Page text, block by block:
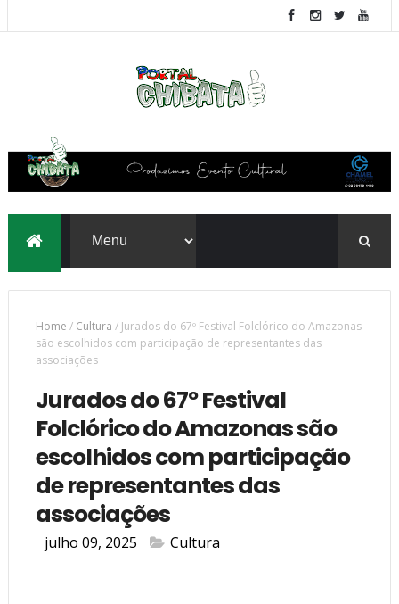
Home / Cultura / Jurados do 67º Festival Folclórico do Amazonas
são escolhidos com participação de representantes das
associações
Jurados do 67º Festival
Folclórico do Amazonas são
escolhidos com participação
de representantes das
associações
julho 09, 2025 Cultura